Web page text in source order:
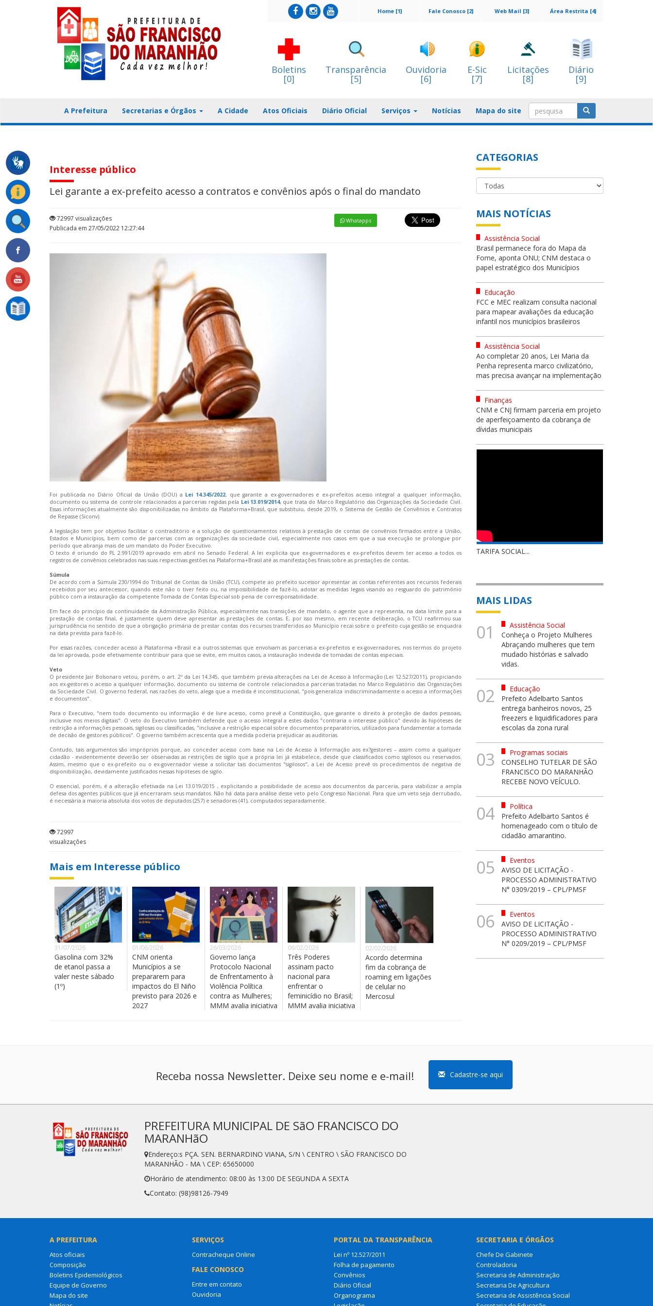
Área Restrita [4]
Web Mail [3]
Fale Conosco [2]
Home [1]
Boletins
[0]
Transparência
[5]
Ouvidoria
[6]
E-Sic
[7]
Licitações
[8]
Diário
[9]
A Prefeitura Secretarias e Órgãos A Cidade Atos Oficiais Diário Oficial Serviços Notícias Mapa do site
Interesse público
Lei garante a ex-prefeito acesso a contratos e convênios após o final do mandato
72997 visualizações
Publicada em 27/05/2022 12:27:44
Whatapps
Foi publicada no Diário Oficial da União (DOU) a Lei 14.345/2022, que garante a ex-governadores e ex-prefeitos acesso integral a qualquer informação,
documento ou sistema de controle relacionados a parcerias regidas pela Lei 13.019/2014, que trata do Marco Regulatório das Organizações da Sociedade Civil.
Essas informações atualmente são disponibilizadas no âmbito da Plataforma+Brasil, que substituiu, desde 2019, o Sistema de Gestão de Convênios e Contratos
de Repasse (Siconv).
A legislação tem por objetivo facilitar o contraditório e a solução de questionamentos relativos à prestação de contas de convênios firmados entre a União,
Estados e Municípios, bem como de parcerias com as organizações da sociedade civil, especialmente nos casos em que a sua execução se prolongue por
período que abranja mais de um mandato do Poder Executivo.
O texto é oriundo do PL 2.991/2019 aprovado em abril no Senado Federal. A lei explicita que ex-governadores e ex-prefeitos devem ter acesso a todos os
registros de convênios celebrados nas suas respectivas gestões na Plataforma+Brasil até as manifestações finais sobre as prestações de contas.
Súmula
De acordo com a Súmula 230/1994 do Tribunal de Contas da União (TCU), compete ao prefeito sucessor apresentar as contas referentes aos recursos federais
recebidos por seu antecessor, quando este não o tiver feito ou, na impossibilidade de fazê-lo, adotar as medidas legais visando ao resguardo do patrimônio
público com a instauração da competente Tomada de Contas Especial sob pena de corresponsabilidade.
Em face do princípio da continuidade da Administração Pública, especialmente nas transições de mandato, o agente que a representa, na data limite para a
prestação de contas final, é justamente quem deve apresentar as prestações de contas. E, por isso mesmo, em recente deliberação, o TCU reafirmou sua
jurisprudência no sentido de que a obrigação primária de prestar contas dos recursos transferidos ao Município recai sobre o prefeito cuja gestão se enquadra
na data prevista para fazê-lo.
Por essas razões, conceder acesso à Plataforma +Brasil e a outros sistemas que envolvam as parcerias a ex-prefeitos e ex-governadores, nos termos do projeto
da lei aprovada, pode efetivamente contribuir para que se evite, em muitos casos, a instauração indevida de tomadas de contas especiais.
Veto
O presidente Jair Bolsonaro vetou, porém, o art. 2º da Lei 14.345, que também previa alterações na Lei de Acesso à Informação (Lei 12.527/2011), propiciando
aos ex-gestores o acesso a qualquer informação, documento ou sistema de controle relacionados a parcerias tratadas no Marco Regulatório das Organizações
da Sociedade Civil. O governo federal, nas razões do veto, alega que a medida é inconstitucional, "pois generaliza indiscriminadamente o acesso a informações
e documentos".
Para o Executivo, "nem todo documento ou informação é de livre acesso, como prevê a Constituição, que garante o direito à proteção de dados pessoais,
inclusive nos meios digitais". O veto do Executivo também defende que o acesso integral a estes dados "contraria o interesse público" devido às hipóteses de
restrição a informações pessoais, sigilosas ou classificadas, "inclusive a restrição especial sobre documentos preparatórios, utilizados para fundamentar a tomada
de decisão de gestores públicos". O governo também acrescenta que a medida poderia prejudicar as auditorias.
Contudo, tais argumentos são impróprios porque, ao conceder acesso com base na Lei de Acesso à Informação aos ex?gestores – assim como a qualquer
cidadão - evidentemente deverão ser observadas as restrições de sigilo que a própria lei já estabelece, desde que classificados como sigilosos ou reservados.
Assim, mesmo que o ex-prefeito ou o ex-governador viesse a solicitar tais documentos "sigilosos", a Lei de Acesso prevê os procedimentos de negativa de
disponibilização, devidamente justificados nessas hipóteses de sigilo.
O essencial, porém, é a alteração efetivada na Lei 13.019/2015 , explicitando a possibilidade de acesso aos documentos da parceria, para viabilizar a ampla
defesa dos agentes públicos que já encerraram seus mandatos. Não há data para análise desse veto pelo Congresso Nacional. Para que um veto seja derrubado,
é necessária a maioria absoluta dos votos de deputados (257) e senadores (41), computados separadamente.
72997
visualizações
Mais em Interesse público
31/07/2026
Gasolina com 32%
de etanol passa a
valer neste sábado
(1º)
01/06/2026
CNM orienta
Municípios a se
prepararem para
impactos do El Niño
previsto para 2026 e
2027
26/03/2026
Governo lança
Protocolo Nacional
de Enfrentamento à
Violência Política
contra as Mulheres;
MMM avalia iniciativa
06/02/2026
Três Poderes
assinam pacto
nacional para
enfrentar o
feminicídio no Brasil;
MMM avalia iniciativa
02/02/2026
Acordo determina
fim da cobrança de
roaming em ligações
de celular no
Mercosul
CATEGORIAS
MAIS NOTÍCIAS
Assistência Social
Brasil permanece fora do Mapa da
Fome, aponta ONU; CNM destaca o
papel estratégico dos Municípios
Educação
FCC e MEC realizam consulta nacional
para mapear avaliações da educação
infantil nos municípios brasileiros
Assistência Social
Ao completar 20 anos, Lei Maria da
Penha representa marco civilizatório,
mas precisa avançar na implementação
Finanças
CNM e CNJ firmam parceria em projeto
de aperfeiçoamento da cobrança de
dívidas municipais
TARIFA SOCIAL...
MAIS LIDAS
01
Assistência Social
Conheça o Projeto Mulheres
Abraçando mulheres que tem
mudado histórias e salvado
vidas.
02
Educação
Prefeito Adelbarto Santos
entrega banheiros novos, 25
freezers e liquidificadores para
escolas da zona rural
03
Programas sociais
CONSELHO TUTELAR DE SÃO
FRANCISCO DO MARANHÃO
RECEBE NOVO VEÍCULO.
04
Política
Prefeito Adelbarto Santos é
homenageado com o título de
cidadão amarantino.
05
Eventos
AVISO DE LICITAÇÃO -
PROCESSO ADMINISTRATIVO
N° 0309/2019 – CPL/PMSF
06
Eventos
AVISO DE LICITAÇÃO -
PROCESSO ADMINISTRATIVO
N° 0209/2019 – CPL/PMSF
Receba nossa Newsletter. Deixe seu nome e e-mail! Cadastre-se aqui
PREFEITURA MUNICIPAL DE SãO FRANCISCO DO
MARANHãO
Endereço:s PÇA. SEN. BERNARDINO VIANA, S/N \ CENTRO \ SÃO FRANCISCO DO
MARANHÃO - MA \ CEP: 65650000
Horário de atendimento: 08:00 às 13:00 DE SEGUNDA A SEXTA
Contato: (98)98126-7949
A PREFEITURA
Atos oficiais
Composição
Boletins Epidemiológicos
Equipe de Governo
Mapa do site
SERVIÇOS
Contracheque Online
FALE CONOSCO
Entre em contato
Ouvidoria
PORTAL DA TRANSPARÊNCIA
Lei nº 12.527/2011
Folha de pagamento
Convênios
Diário Oficial
Organograma
SECRETARIA E ÓRGÃOS
Chefe De Gabinete
Controladoria
Secretaria de Administração
Secretaria De Agricultura
Secretaria de Assistência Social